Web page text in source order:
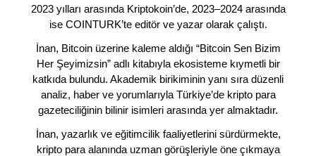
2023 yılları arasında Kriptokoin’de, 2023–2024 arasında
ise COINTURK’te editör ve yazar olarak çalıştı.
İnan, Bitcoin üzerine kaleme aldığı “Bitcoin Sen Bizim
Her Şeyimizsin” adlı kitabıyla ekosisteme kıymetli bir
katkıda bulundu. Akademik birikiminin yanı sıra düzenli
analiz, haber ve yorumlarıyla Türkiye’de kripto para
gazeteciliğinin bilinir isimleri arasında yer almaktadır.
İnan, yazarlık ve eğitimcilik faaliyetlerini sürdürmekte,
kripto para alanında uzman görüşleriyle öne çıkmaya